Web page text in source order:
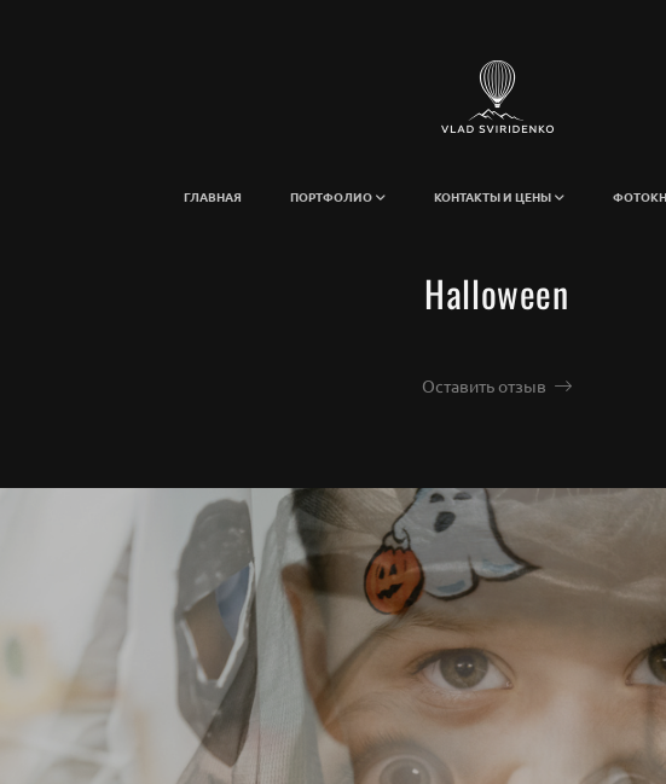
ГЛАВНАЯ ПОРТФОЛИО КОНТАКТЫ И ЦЕНЫ
Halloween
Оставить отзыв